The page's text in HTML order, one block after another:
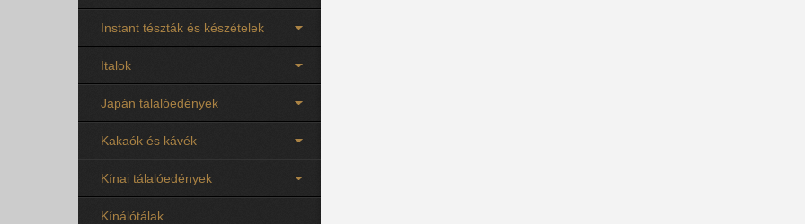
Instant tészták és készételek
Italok
Japán tálalóedények
Kakaók és kávék
Kínai tálalóedények
Kínálótálak